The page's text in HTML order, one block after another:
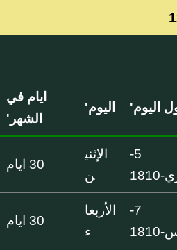
اليوم' اليوم'
ايام في
الشهر'
5-
الإثني
ن
30 ايام
7-
الأربعا
ء
30 ايام